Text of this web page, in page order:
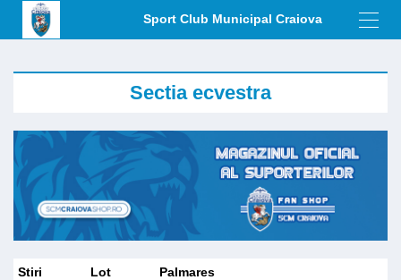
Sport Club Municipal Craiova
Sectia ecvestra
Stiri Lot Palmares